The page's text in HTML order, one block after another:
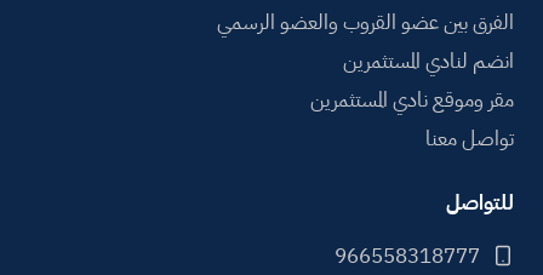
الفرق بين عضو القروب والعضو الرسمي
انضم لنادي المستثمرين
مقر وموقع نادي المستثمرين
تواصل معنا
للتواصل